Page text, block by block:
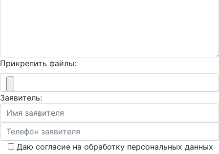
Прикрепить файлы:
Заявитель:
Даю согласие на обработку персональных данных